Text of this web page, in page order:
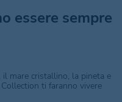
essere sempre
il mare cristallino, la pineta e
ti faranno vivere